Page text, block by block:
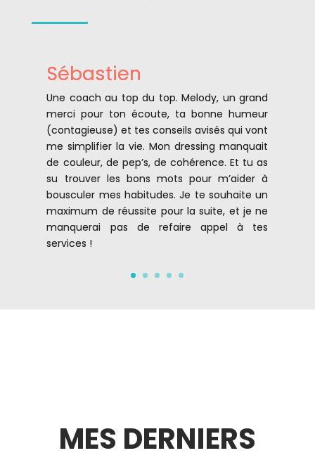
Sébastien
Une coach au top du top. Melody, un grand
merci pour ton écoute, ta bonne humeur
(contagieuse) et tes conseils avisés qui vont
me simplifier la vie. Mon dressing manquait
de couleur, de pep’s, de cohérence. Et tu as
su trouver les bons mots pour m’aider à
bousculer mes habitudes. Je te souhaite un
maximum de réussite pour la suite, et je ne
manquerai pas de refaire appel à tes
services !
MES DERNIERS